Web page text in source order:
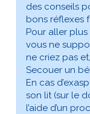
des conseils
bons réflexes
Pour aller
vous ne
ne criez pas
Secouer un
En cas
son lit (sur le
l’aide d’un